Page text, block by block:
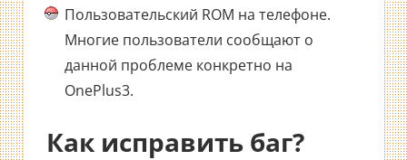
Пользовательский ROM на телефоне.
Многие пользователи сообщают о
данной проблеме конкретно на
OnePlus3.
Как исправить баг?